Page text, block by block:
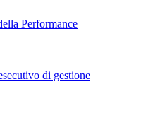
Performance
di gestione